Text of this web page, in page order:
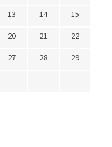
13 14
15
20 21
22
27 28
29